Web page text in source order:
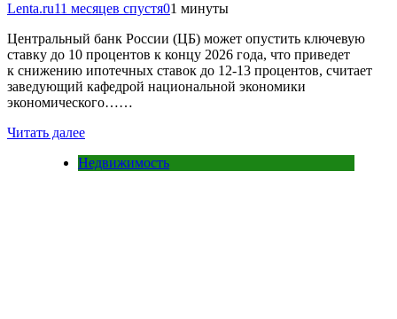
Lenta.ru11 месяцев спустя01 минуты
Центральный банк России (ЦБ) может опустить ключевую
ставку до 10 процентов к концу 2026 года, что приведет
к снижению ипотечных ставок до 12-13 процентов, считает
заведующий кафедрой национальной экономики
экономического……
Читать далее
Недвижимость